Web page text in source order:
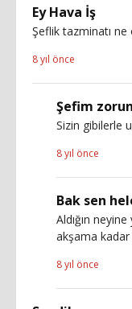
Ey Hava İş
Şeflik tazminatı
8 yıl önce
Şefim
Sizin gibilerle
8 yıl önce
Bak sen
Aldığın
akşama
8 yıl önce